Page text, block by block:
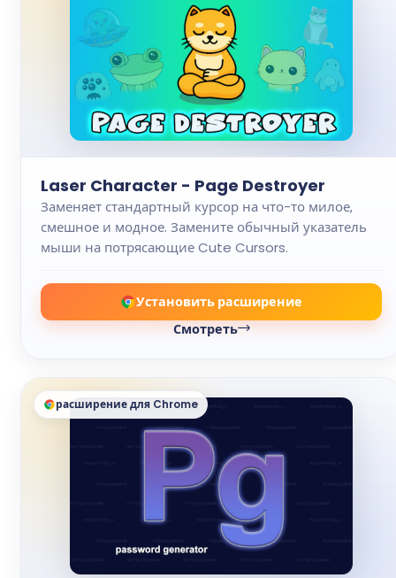
Laser Character - Page Destroyer
Заменяет стандартный курсор на что-то милое,
смешное и модное. Замените обычный указатель
мыши на потрясающие Cute Cursors.
Установить расширение
Смотреть
расширение для Chrome